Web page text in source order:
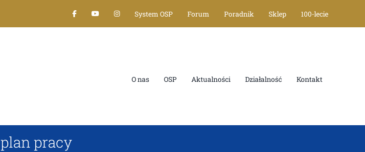
System OSP Forum Poradnik Sklep 100-lecie
O nas OSP Aktualności Działalność Kontakt
plan pracy